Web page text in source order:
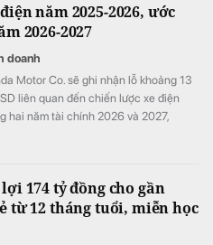
năm 2025-2026, ước
2026-2027
doanh
Motor Co. sẽ ghi nhận lỗ khoảng 13
liên quan đến chiến lược xe điện
hai năm tài chính 2026 và 2027,
174 tỷ đồng cho gần
từ 12 tháng tuổi, miễn học